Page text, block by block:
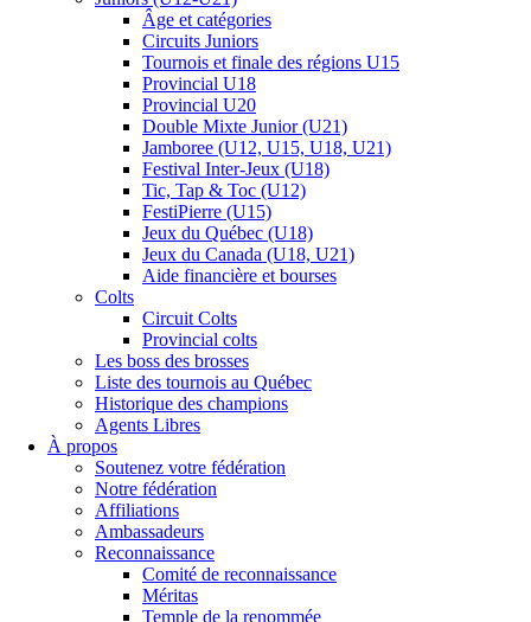
Âge et catégories
Circuits Juniors
Tournois et finale des régions U15
Provincial U18
Provincial U20
Double Mixte Junior (U21)
Jamboree (U12, U15, U18, U21)
Festival Inter-Jeux (U18)
Tic, Tap & Toc (U12)
FestiPierre (U15)
Jeux du Québec (U18)
Jeux du Canada (U18, U21)
Aide financière et bourses
Colts
Circuit Colts
Provincial colts
Les boss des brosses
Liste des tournois au Québec
Historique des champions
Agents Libres
À propos
Soutenez votre fédération
Notre fédération
Affiliations
Ambassadeurs
Reconnaissance
Comité de reconnaissance
Méritas
Temple de la renommée